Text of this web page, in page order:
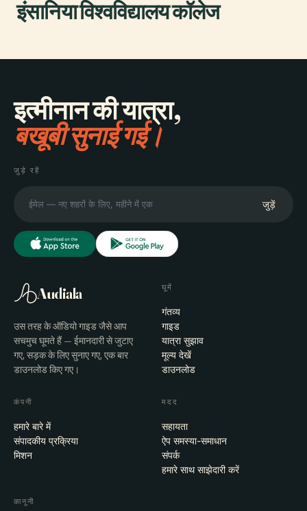
इंसानिया विश्वविद्यालय कॉलेज
इत्मीनान की यात्रा,
बखूबी सुनाई गई।
जुड़े रहें
जुड़ें
Audiala
उस तरह के ऑडियो गाइड जैसे आप
सचमुच घूमते हैं — ईमानदारी से जुटाए
गए, सड़क के लिए सुनाए गए, एक बार
डाउनलोड किए गए।
घूमें
गंतव्य
गाइड
यात्रा सुझाव
मूल्य देखें
डाउनलोड
कंपनी
हमारे बारे में
संपादकीय प्रक्रिया
मिशन
मदद
सहायता
ऐप समस्या-समाधान
संपर्क
हमारे साथ साझेदारी करें
कानूनी